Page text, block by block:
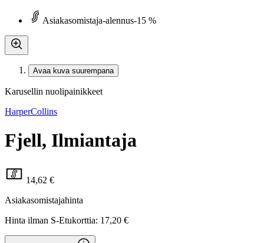
Asiakasomistaja-alennus-15 %
Avaa kuva suurempana
Karusellin nuolipainikkeet
HarperCollins
Fjell, Ilmiantaja
14,62 €
Asiakasomistajahinta
Hinta ilman S-Etukorttia: 17,20 €